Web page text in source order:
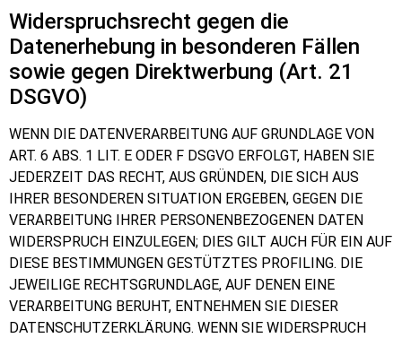
Widerspruchsrecht gegen die
Datenerhebung in besonderen Fällen
sowie gegen Direktwerbung (Art. 21
DSGVO)
WENN DIE DATENVERARBEITUNG AUF GRUNDLAGE VON
ART. 6 ABS. 1 LIT. E ODER F DSGVO ERFOLGT, HABEN SIE
JEDERZEIT DAS RECHT, AUS GRÜNDEN, DIE SICH AUS
IHRER BESONDEREN SITUATION ERGEBEN, GEGEN DIE
VERARBEITUNG IHRER PERSONENBEZOGENEN DATEN
WIDERSPRUCH EINZULEGEN; DIES GILT AUCH FÜR EIN AUF
DIESE BESTIMMUNGEN GESTÜTZTES PROFILING. DIE
JEWEILIGE RECHTSGRUNDLAGE, AUF DENEN EINE
VERARBEITUNG BERUHT, ENTNEHMEN SIE DIESER
DATENSCHUTZERKLÄRUNG. WENN SIE WIDERSPRUCH